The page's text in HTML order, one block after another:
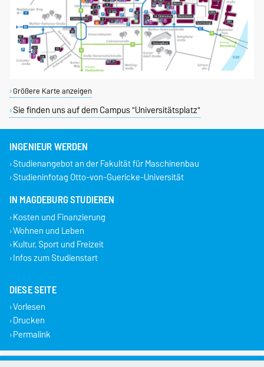
Größere Karte anzeigen
Sie finden uns auf dem Campus "Universitätsplatz"
INGENIEUR WERDEN
Studienangebot an der Fakultät für Maschinenbau
Studieninfotag Otto-von-Guericke-Universität
IN MAGDEBURG STUDIEREN
Kosten und Finanzierung
Wohnen und Leben
Kultur, Sport und Freizeit
Infos zum Studienstart
DIESE SEITE
Vorlesen
Drucken
Permalink
Impressum